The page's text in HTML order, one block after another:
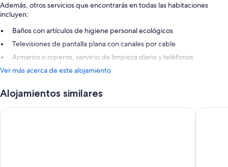
Además, otros servicios que encontrarás en todas las habitaciones
incluyen:
Baños con artículos de higiene personal ecológicos
Televisiones de pantalla plana con canales por cable
Armarios o roperos, servicio de limpieza diario y teléfonos
Ver más acerca de este alojamiento
Alojamientos similares
Catalonia Riviera Maya Resort and Spa All Inclusive Dreams